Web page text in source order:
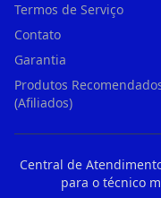
Termos de Serviço
Contato
Garantia
Produtos
(Afiliados)
Central de
para o técnico